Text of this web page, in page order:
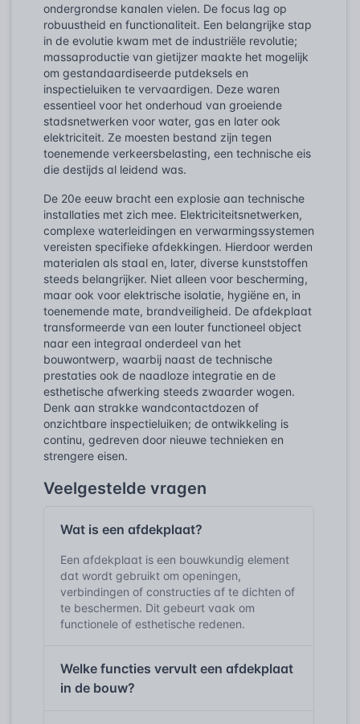
ondergrondse kanalen vielen. De focus lag op
robuustheid en functionaliteit. Een belangrijke stap
in de evolutie kwam met de industriële revolutie;
massaproductie van gietijzer maakte het mogelijk
om gestandaardiseerde putdeksels en
inspectieluiken te vervaardigen. Deze waren
essentieel voor het onderhoud van groeiende
stadsnetwerken voor water, gas en later ook
elektriciteit. Ze moesten bestand zijn tegen
toenemende verkeersbelasting, een technische eis
die destijds al leidend was.
De 20e eeuw bracht een explosie aan technische
installaties met zich mee. Elektriciteitsnetwerken,
complexe waterleidingen en verwarmingssystemen
vereisten specifieke afdekkingen. Hierdoor werden
materialen als staal en, later, diverse kunststoffen
steeds belangrijker. Niet alleen voor bescherming,
maar ook voor elektrische isolatie, hygiëne en, in
toenemende mate, brandveiligheid. De afdekplaat
transformeerde van een louter functioneel object
naar een integraal onderdeel van het
bouwontwerp, waarbij naast de technische
prestaties ook de naadloze integratie en de
esthetische afwerking steeds zwaarder wogen.
Denk aan strakke wandcontactdozen of
onzichtbare inspectieluiken; de ontwikkeling is
continu, gedreven door nieuwe technieken en
strengere eisen.
Veelgestelde vragen
Wat is een afdekplaat?
Een afdekplaat is een bouwkundig element
dat wordt gebruikt om openingen,
verbindingen of constructies af te dichten of
te beschermen. Dit gebeurt vaak om
functionele of esthetische redenen.
Welke functies vervult een afdekplaat
in de bouw?